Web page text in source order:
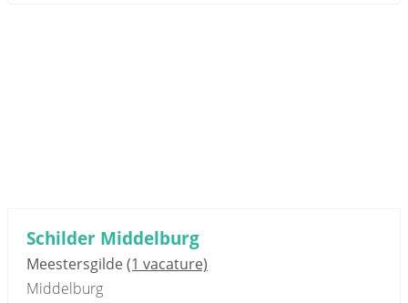
Schilder Middelburg
Meestersgilde(1 vacature)
Middelburg